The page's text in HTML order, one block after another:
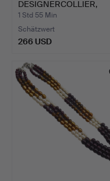
DESIGNERCOLLIER,
MEHRFACHES
1 Std 55 Min
Schätzwert
266 USD